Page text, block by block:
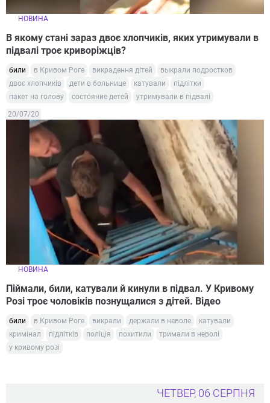
НОВИНА
В якому стані зараз двоє хлопчиків, яких утримували в
підвалі троє криворіжців?
били в Кривом Роге викрадення дітей
выкрали подростков
двоє хлопчиків
дети в больнице катували
підлітки
пакет на голову
состояние детей утримували в підвалі
20/07/20
НОВИНА
Піймали, били, катували й кинули в підвал. У Кривому
Розі троє чоловіків познущалися з дітей. Відео
били в Кривом Роге викрали держали в неволе
катували
кримінал
підлітків поліція похитили
тримали в неволі
у кривому розі
ЧЕТВЕР, 06 СЕРПНЯ